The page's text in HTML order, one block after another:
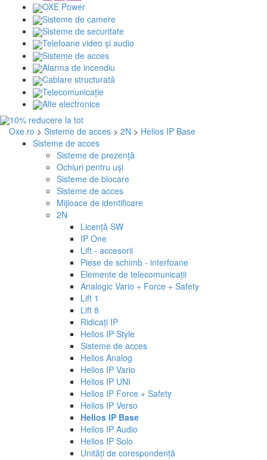
OXE Power
Sisteme de camere
Sisteme de securitate
Telefoane video și audio
Sisteme de acces
Alarma de incendiu
Cablare structurată
Telecomunicaţie
Alte electronice
Oxe.ro > Sisteme de acces > 2N > Helios IP Base
Sisteme de acces
Sisteme de prezență
Ochiuri pentru uși
Sisteme de blocare
Sisteme de acces
Mijloace de identificare
2N
Licență SW
IP One
Lift - accesorii
Piese de schimb - interfoane
Elemente de telecomunicații
Analogic Vario + Force + Safety
Lift 1
Lift 8
Ridicați IP
Helios IP Style
Sisteme de acces
Helios Analog
Helios IP Vario
Helios IP UNI
Helios IP Force + Safety
Helios IP Verso
Helios IP Base
Helios IP Audio
Helios IP Solo
Unități de corespondență